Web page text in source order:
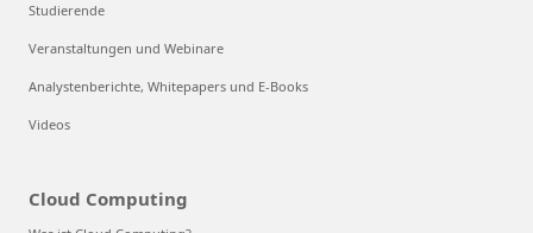
Studierende
Veranstaltungen und Webinare
Analystenberichte, Whitepapers und E-Books
Videos
Cloud Computing